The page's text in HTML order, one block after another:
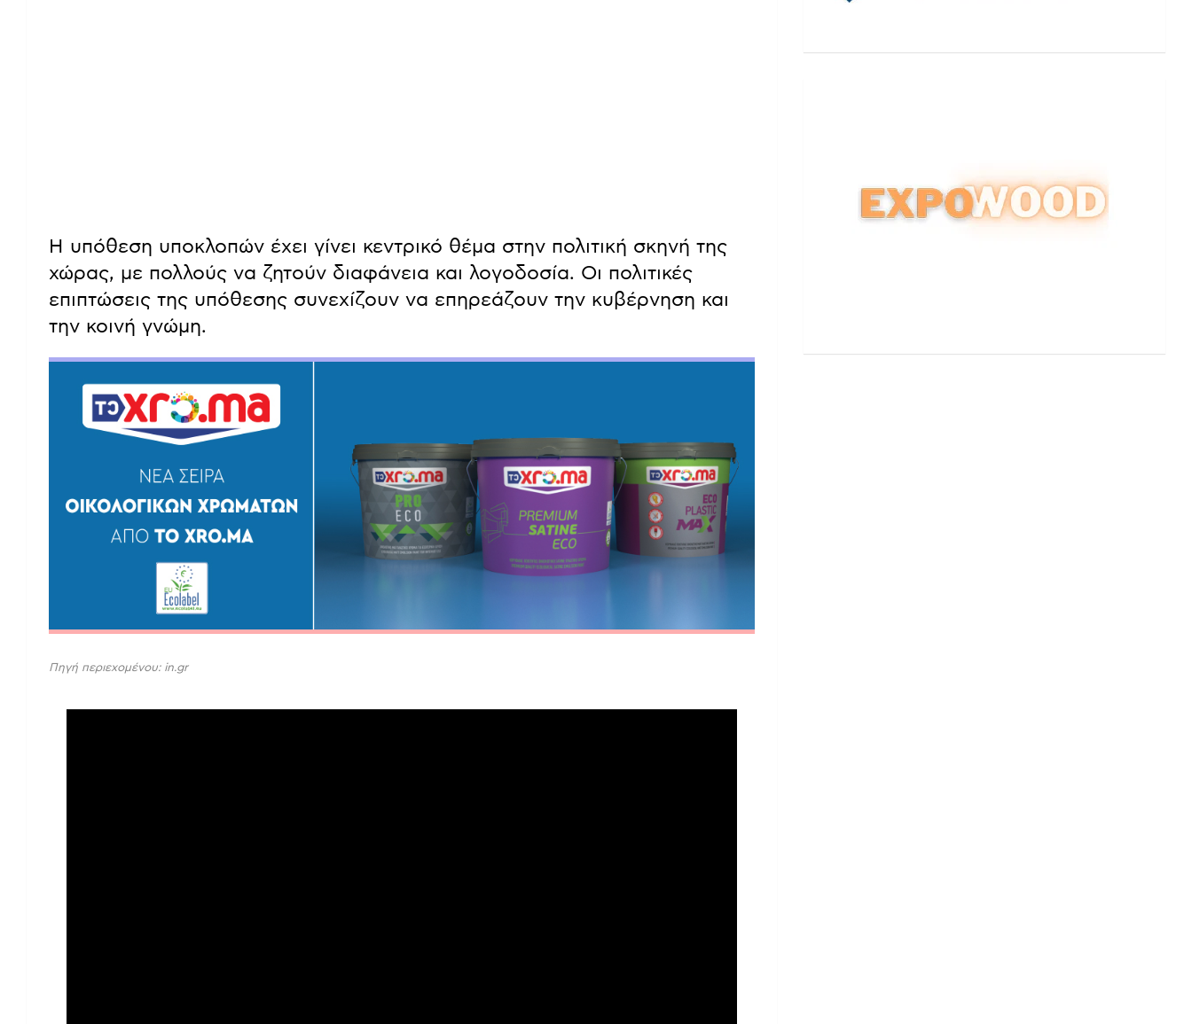
Η υπόθεση υποκλοπών έχει γίνει κεντρικό θέμα στην πολιτική σκηνή της
χώρας, με πολλούς να ζητούν διαφάνεια και λογοδοσία. Οι πολιτικές
επιπτώσεις της υπόθεσης συνεχίζουν να επηρεάζουν την κυβέρνηση και
την κοινή γνώμη.
Πηγή περιεχομένου: in.gr